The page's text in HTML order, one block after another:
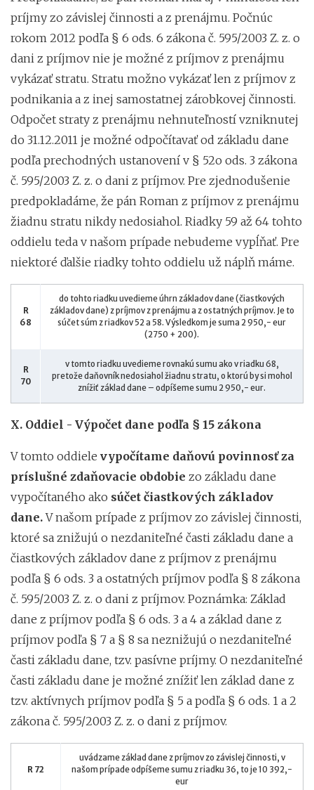
príjmy zo závislej činnosti a z prenájmu. Počnúc
rokom 2012 podľa § 6 ods. 6 zákona č. 595/2003 Z. z. o
dani z príjmov nie je možné z príjmov z prenájmu
vykázať stratu. Stratu možno vykázať len z príjmov z
podnikania a z inej samostatnej zárobkovej činnosti.
Odpočet straty z prenájmu nehnuteľností vzniknutej
do 31.12.2011 je možné odpočítavať od základu dane
podľa prechodných ustanovení v § 52o ods. 3 zákona
č. 595/2003 Z. z. o dani z príjmov. Pre zjednodušenie
predpokladáme, že pán Roman z príjmov z prenájmu
žiadnu stratu nikdy nedosiahol. Riadky 59 až 64 tohto
oddielu teda v našom prípade nebudeme vypĺňať. Pre
niektoré ďalšie riadky tohto oddielu už náplň máme.
R
68
do tohto riadku uvedieme úhrn základov dane (čiastkových
základov dane) z príjmov z prenájmu a z ostatných príjmov. Je to
súčet súm z riadkov 52 a 58. Výsledkom je suma 2 950,- eur
(2750 + 200).
R
70
v tomto riadku uvedieme rovnakú sumu ako v riadku 68,
pretože daňovník nedosiahol žiadnu stratu, o ktorú by si mohol
znížiť základ dane – odpíšeme sumu 2 950,- eur.
X. Oddiel - Výpočet dane podľa § 15 zákona
V tomto oddiele vypočítame daňovú povinnosť za
príslušné zdaňovacie obdobie zo základu dane
vypočítaného ako súčet čiastkových základov
dane.V našom prípade z príjmov zo závislej činnosti,
ktoré sa znižujú o nezdaniteľné časti základu dane a
čiastkových základov dane z príjmov z prenájmu
podľa § 6 ods. 3 a ostatných príjmov podľa § 8 zákona
č. 595/2003 Z. z. o dani z príjmov. Poznámka: Základ
dane z príjmov podľa § 6 ods. 3 a 4 a základ dane z
príjmov podľa § 7 a § 8 sa neznižujú o nezdaniteľné
časti základu dane, tzv. pasívne príjmy. O nezdaniteľné
časti základu dane je možné znížiť len základ dane z
tzv. aktívnych príjmov podľa § 5 a podľa § 6 ods. 1 a 2
zákona č. 595/2003 Z. z. o dani z príjmov.
R 72
uvádzame základ dane z príjmov zo závislej činnosti, v
našom prípade odpíšeme sumu z riadku 36, to je 10 392,-
eur